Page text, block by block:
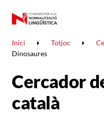
Inici Totjoc
Dinosaures
Cercador
català